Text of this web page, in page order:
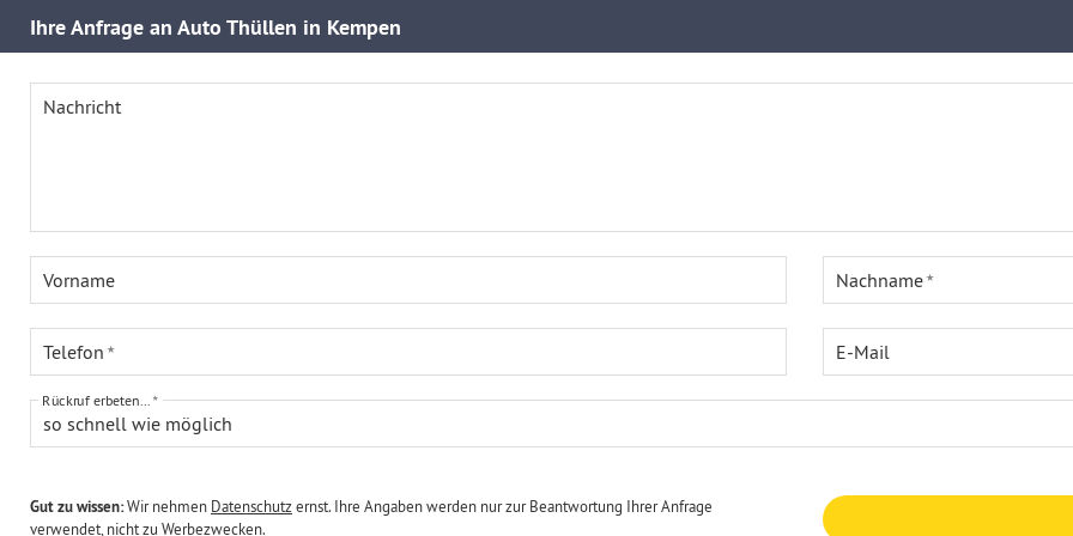
IhreAnfrage an Auto Thüllen in Kempen
Nachricht
Vorname Nachname
Telefon E-Mail
so schnell wie möglich
Rückruf erbeten...
Gut zu wissen:Wir nehmen Datenschutzernst. Ihre Angaben werden nur zur Beantwortung Ihrer Anfrage
verwendet, nicht zu Werbezwecken.